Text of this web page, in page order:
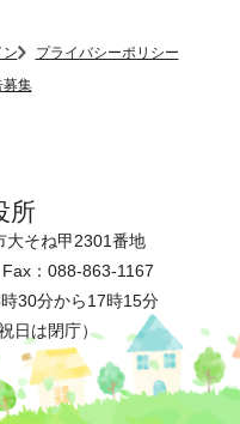
ン
プライバシーポリシー
募集
所
大そね甲2301番地
Fax：088-863-1167
30分から17時15分
日は閉庁）